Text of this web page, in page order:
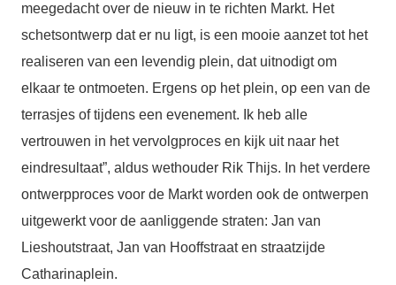
meegedacht over de nieuw in te richten Markt. Het
schetsontwerp dat er nu ligt, is een mooie aanzet tot het
realiseren van een levendig plein, dat uitnodigt om
elkaar te ontmoeten. Ergens op het plein, op een van de
terrasjes of tijdens een evenement. Ik heb alle
vertrouwen in het vervolgproces en kijk uit naar het
eindresultaat”, aldus wethouder Rik Thijs. In het verdere
ontwerpproces voor de Markt worden ook de ontwerpen
uitgewerkt voor de aanliggende straten: Jan van
Lieshoutstraat, Jan van Hooffstraat en straatzijde
Catharinaplein.